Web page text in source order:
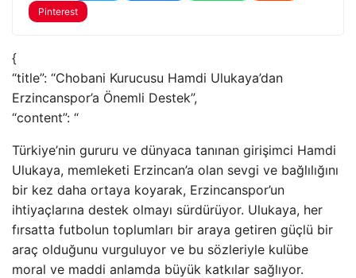
Pinterest
{
“title”: “Chobani Kurucusu Hamdi Ulukaya’dan
Erzincanspor’a Önemli Destek”,
“content”: “
Türkiye’nin gururu ve dünyaca tanınan girişimci Hamdi
Ulukaya, memleketi Erzincan’a olan sevgi ve bağlılığını
bir kez daha ortaya koyarak, Erzincanspor’un
ihtiyaçlarına destek olmayı sürdürüyor. Ulukaya, her
fırsatta futbolun toplumları bir araya getiren güçlü bir
araç olduğunu vurguluyor ve bu sözleriyle kulübe
moral ve maddi anlamda büyük katkılar sağlıyor.